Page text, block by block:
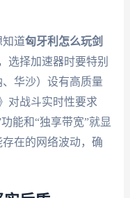
道匈牙利怎么玩剑
选择加速器时要特别
华沙）设有高质量
对战斗实时性要求
能和“独享带宽”就显
在的网络波动，确